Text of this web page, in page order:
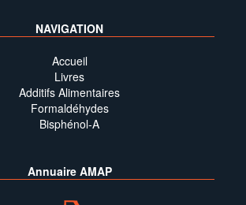
NAVIGATION
Accueil
Livres
Additifs Alimentaires
Formaldéhydes
Bisphénol-A
Annuaire AMAP